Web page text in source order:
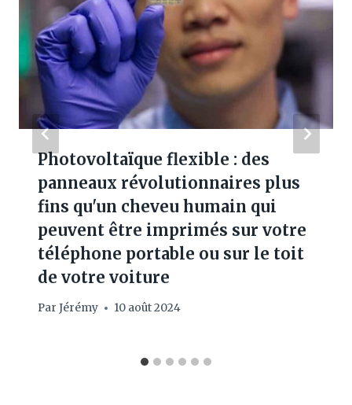
Photovoltaïque flexible : des
panneaux révolutionnaires plus
fins qu'un cheveu humain qui
peuvent être imprimés sur votre
téléphone portable ou sur le toit
de votre voiture
Par Jérémy 10 août 2024